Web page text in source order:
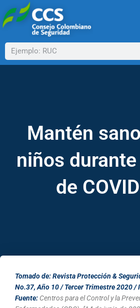
al
contenido
Buscar
Mantén
niños
de
Tomado de: Revista Protección &
No.37, Año 10 / Tercer Trimestre 2020 /
Fuente: Centros para el Control y la